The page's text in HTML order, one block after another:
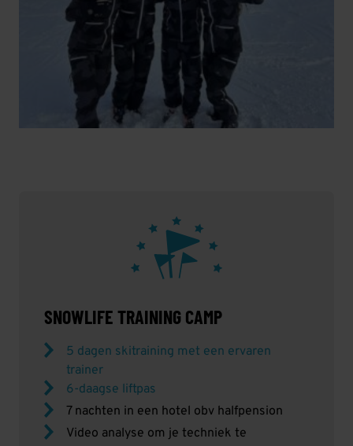
SNOWLIFE TRAINING CAMP
5 dagen skitraining met een ervaren
trainer
6-daagse liftpas
7 nachten in een hotel obv halfpension
Video analyse om je techniek te